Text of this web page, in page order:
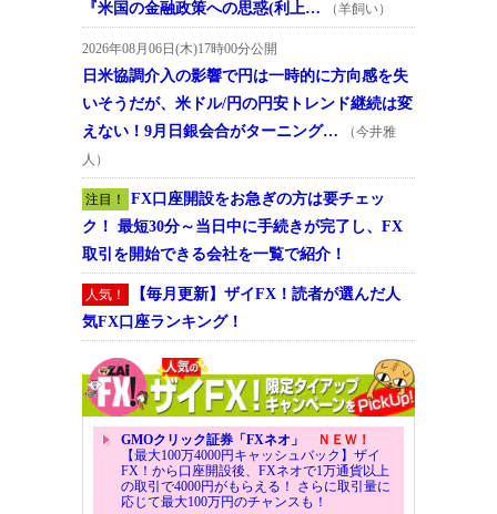
『米国の金融政策への思惑(利上…
（羊飼い）
2026年08月06日(木)17時00分公開
日米協調介入の影響で円は一時的に方向感を失
いそうだが、米ドル/円の円安トレンド継続は変
えない！9月日銀会合がターニング…
（今井雅
人）
注目！
FX口座開設をお急ぎの方は要チェッ
ク！ 最短30分～当日中に手続きが完了し、FX
取引を開始できる会社を一覧で紹介！
人気！
【毎月更新】ザイFX！読者が選んだ人
気FX口座ランキング！
GMOクリック証券「FXネオ」
ＮＥＷ！
【最大100万4000円キャッシュバック】ザイ
FX！から口座開設後、FXネオで1万通貨以上
の取引で4000円がもらえる！ さらに取引量に
応じて最大100万円のチャンスも！